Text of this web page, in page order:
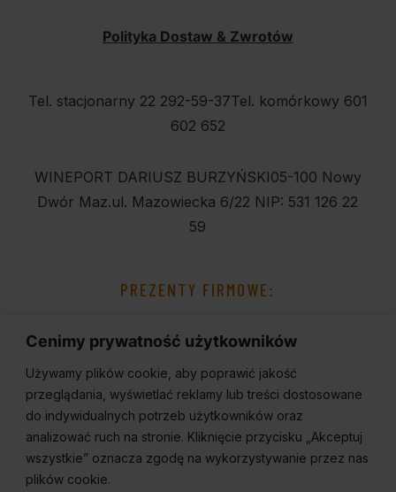
Cenimy prywatność użytkowników
Używamy plików cookie, aby poprawić jakość
przeglądania, wyświetlać reklamy lub treści dostosowane
do indywidualnych potrzeb użytkowników oraz
analizować ruch na stronie. Kliknięcie przycisku „Akceptuj
wszystkie” oznacza zgodę na wykorzystywanie przez nas
plików cookie.
Polityka Dostaw & Zwrotów
Tel. stacjonarny 22 292-59-37Tel. komórkowy 601
602 652
WINEPORT DARIUSZ BURZYŃSKI05-100 Nowy
Dwór Maz.ul. Mazowiecka 6/22 NIP: 531 126 22
59
PREZENTY FIRMOWE: